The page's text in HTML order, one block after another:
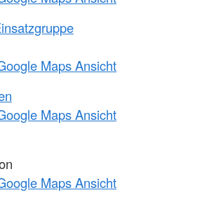
Maps Ansicht
Maps Ansicht
Maps Ansicht